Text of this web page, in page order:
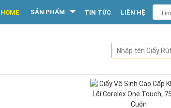
HOME SẢN PHẨM TIN TỨC LIÊN HỆ